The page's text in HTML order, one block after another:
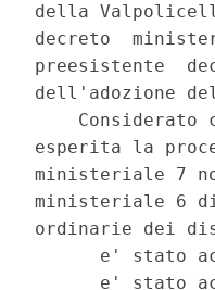
della
decreto
preesistente
dell'adozione
Considerato
esperita la
ministeriale 7
ministeriale 6
ordinarie dei
e' stato
e' stato